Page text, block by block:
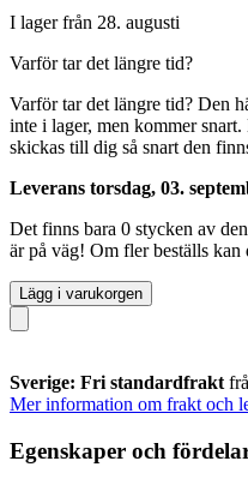
I lager från 28. augusti
Varför tar det längre tid?
Varför tar det längre tid? Den
inte i lager, men kommer
skickas till dig så snart den
Leverans torsdag, 03.
Det finns bara 0 stycken av
är på väg! Om fler beställs kan
Lägg i varukorgen
Sverige: Fri standardfrakt
Mer information om frakt och
Egenskaper och